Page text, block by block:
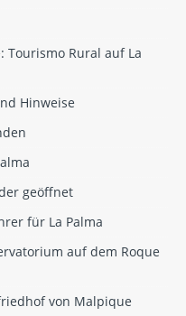
Tourismo Rural auf La
Hinweise
geöffnet
für La Palma
auf dem Roque
von Malpique